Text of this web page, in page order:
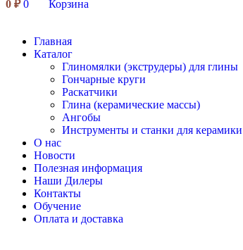
0 ₽ 0 Корзина
Главная
Каталог
Глиномялки (экструдеры) для глины
Гончарные круги
Раскатчики
Глина (керамические массы)
Ангобы
Инструменты и станки для керамики
О нас
Новости
Полезная информация
Наши Дилеры
Контакты
Обучение
Оплата и доставка